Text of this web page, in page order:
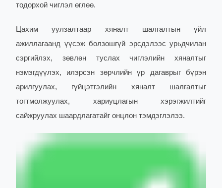
тодорхой чиглэл өглөө.
Цахим уулзалтаар хяналт шалгалтын үйл
ажиллагаанд үүсэж болзошгүй эрсдэлээс урьдчилан
сэргийлэх, зөвлөн туслах чиглэлийн хяналтыг
нэмэгдүүлэх, илэрсэн зөрчлийн үр дагаврыг бүрэн
арилгуулах, гүйцэтгэлийн хяналт шалгалтыг
тогтмолжуулах, хариуцлагын хэрэгжилтийг
сайжруулах шаардлагатайг онцлон тэмдэглэлээ.